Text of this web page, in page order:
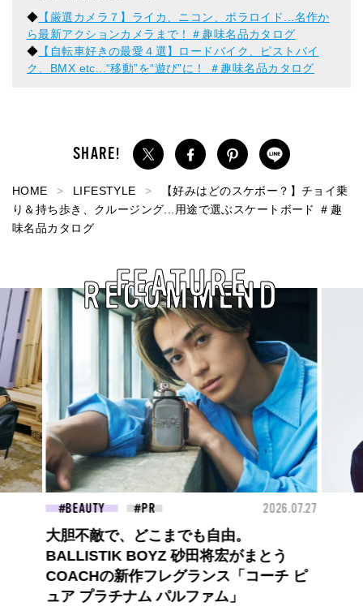
◆ 【厳選カメラ７】ライカ、ニコン、ポラロイド...名作か
ら最新アクションカメラまで！＃趣味名品カタログ
◆ 【自転車好きの最愛４選】ロードバイク、ピストバイ
ク、BMX etc...“移動”を“遊び”に！ ＃趣味名品カタログ
HOME LIFESTYLE
【好みはどのスケボー？】チョイ乗
り＆持ち歩き、クルージング...用途で選ぶスケートボード ＃趣
味名品カタログ
RECOMMEND
FEATURE
FASHION 2026.07.09
【PRADA × NI-KI(ENHYPEN)】時をかけ
る、ニューモード